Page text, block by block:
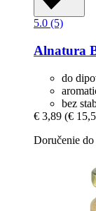
5.0 (5)
Alnatura
do
bez
€ 3,89 (€
Doručenie do